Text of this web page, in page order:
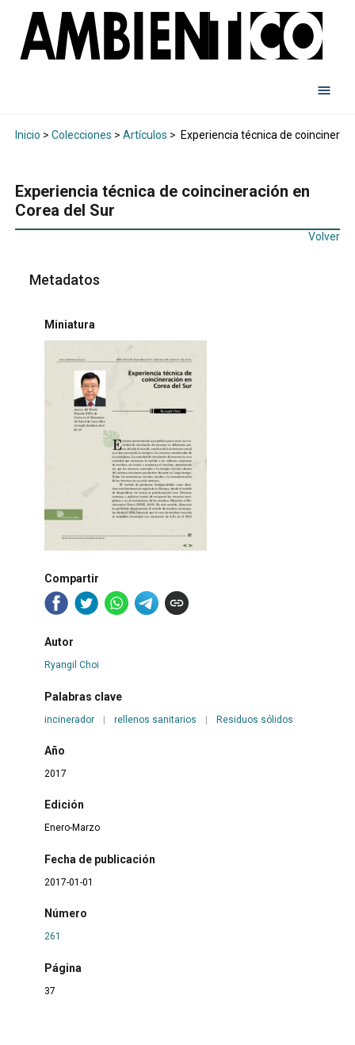
Inicio > Colecciones > Artículos > Experiencia técnica de
Experiencia técnica de coincineración en
Corea del Sur
Volver
Metadatos
Miniatura
Compartir
Autor
Ryangil Choi
Palabras clave
incinerador | rellenos sanitarios | Residuos sólidos
Año
2017
Edición
Enero-Marzo
Fecha de publicación
2017-01-01
Número
261
Página
37